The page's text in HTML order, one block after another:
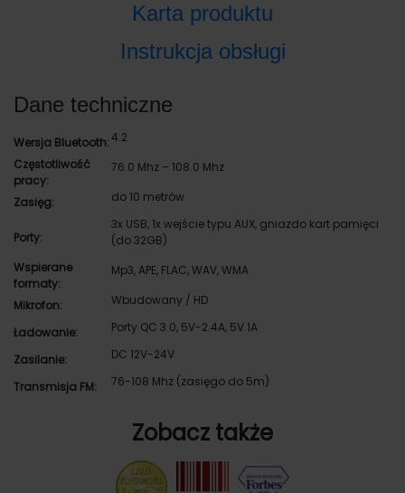
Karta produktu
Instrukcja obsługi
Dane techniczne
Wersja Bluetooth:4.2
Częstotliwość
pracy:
76.0 Mhz – 108.0 Mhz
Zasięg: do 10 metrów
Porty:
3x USB, 1x wejście typu AUX, gniazdo kart pamięci
(do 32GB)
Wspierane
formaty:
Mp3, APE, FLAC, WAV, WMA
Mikrofon: Wbudowany / HD
Ładowanie: Porty QC 3.0, 5V-2.4A, 5V 1A
Zasilanie: DC 12V-24V
Transmisja FM: 76-108 Mhz (zasięgo do 5m)
Zobacz także